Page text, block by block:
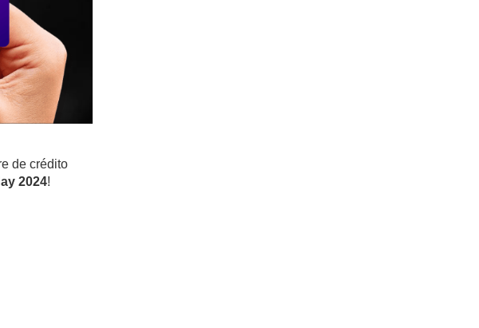
de crédito
2024!